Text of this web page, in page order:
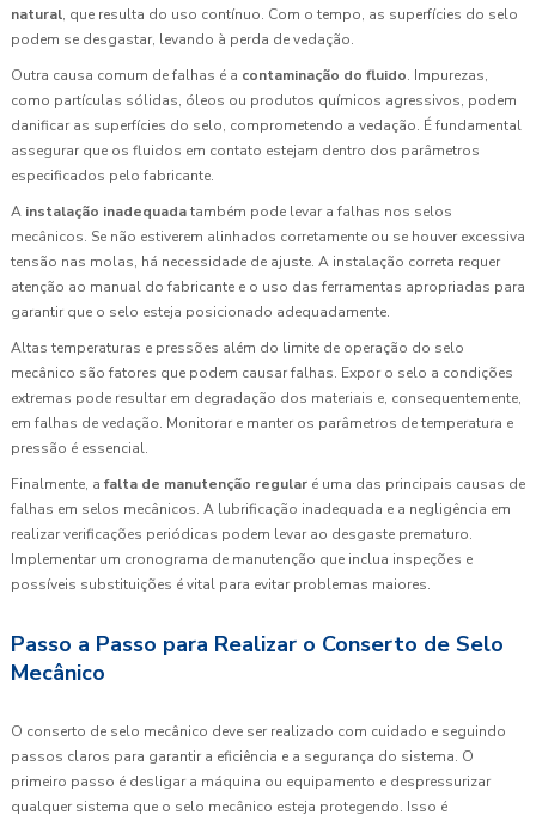
natural, que resulta do uso contínuo. Com o tempo, as superfícies do selo
podem se desgastar, levando à perda de vedação.
Outra causa comum de falhas é a contaminação do fluido. Impurezas,
como partículas sólidas, óleos ou produtos químicos agressivos, podem
danificar as superfícies do selo, comprometendo a vedação. É fundamental
assegurar que os fluidos em contato estejam dentro dos parâmetros
especificados pelo fabricante.
A instalação inadequadatambém pode levar a falhas nos selos
mecânicos. Se não estiverem alinhados corretamente ou se houver excessiva
tensão nas molas, há necessidade de ajuste. A instalação correta requer
atenção ao manual do fabricante e o uso das ferramentas apropriadas para
garantir que o selo esteja posicionado adequadamente.
Altas temperaturas e pressões além do limite de operação do selo
mecânico são fatores que podem causar falhas. Expor o selo a condições
extremas pode resultar em degradação dos materiais e, consequentemente,
em falhas de vedação. Monitorar e manter os parâmetros de temperatura e
pressão é essencial.
Finalmente, a falta de manutenção regular é uma das principais causas de
falhas em selos mecânicos. A lubrificação inadequada e a negligência em
realizar verificações periódicas podem levar ao desgaste prematuro.
Implementar um cronograma de manutenção que inclua inspeções e
possíveis substituições é vital para evitar problemas maiores.
Passo a Passo para Realizar o Conserto de Selo
Mecânico
O conserto de selo mecânico deve ser realizado com cuidado e seguindo
passos claros para garantir a eficiência e a segurança do sistema. O
primeiro passo é desligar a máquina ou equipamento e despressurizar
qualquer sistema que o selo mecânico esteja protegendo. Isso é